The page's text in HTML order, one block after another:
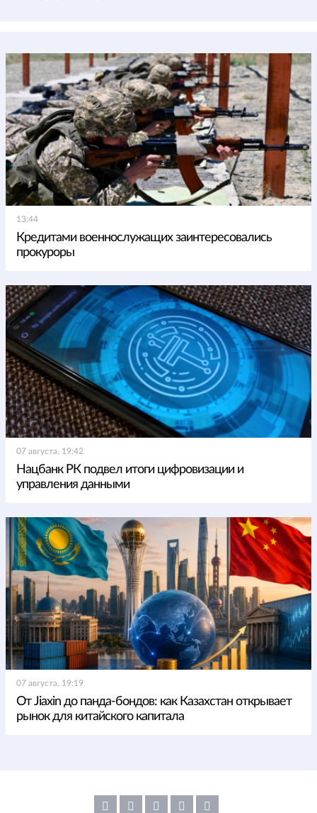
13:44
Кредитами военнослужащих заинтересовались
прокуроры
07 августа, 19:42
Нацбанк РК подвел итоги цифровизации и
управления данными
07 августа, 19:19
От Jiaxin до панда-бондов: как Казахстан открывает
рынок для китайского капитала